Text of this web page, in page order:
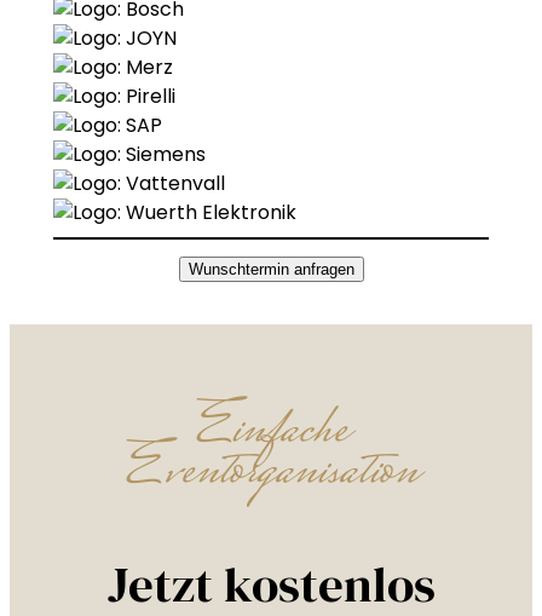
Wunschtermin anfragen
Einfache
Eventorganisation
Jetzt kostenlos